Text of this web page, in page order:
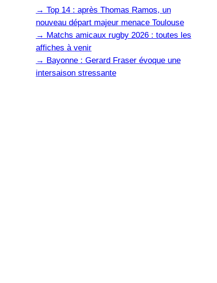
→ Top 14 : après Thomas Ramos, un
nouveau départ majeur menace Toulouse
→ Matchs amicaux rugby 2026 : toutes les
affiches à venir
→ Bayonne : Gerard Fraser évoque une
intersaison stressante